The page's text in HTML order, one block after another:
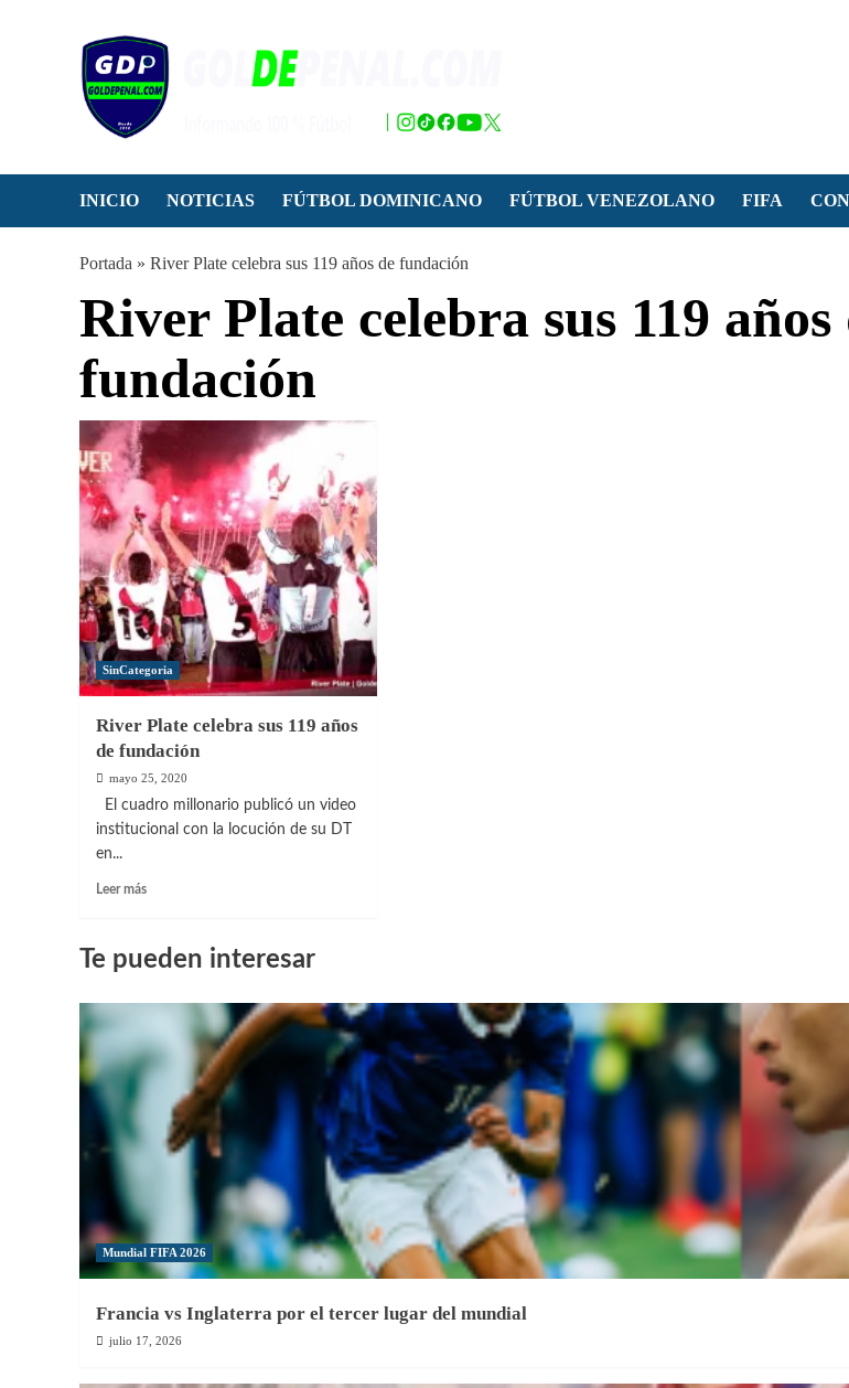
INICIO NOTICIAS FÚTBOL DOMINICANO FÚTBOL VENEZOLANO FIFA
Portada » River Plate celebra sus 119 años de fundación
River Plate celebra sus 119 años
fundación
SinCategoria
River Plate celebra sus 119 años
de fundación
mayo 25, 2020
El cuadro millonario publicó un video
institucional con la locución de su DT
en...
Leer másLeer
River
Plate
años
fundación
Te pueden interesar
Mundial FIFA 2026
Francia vs Inglaterra por el tercer lugar del mundial
julio 17, 2026